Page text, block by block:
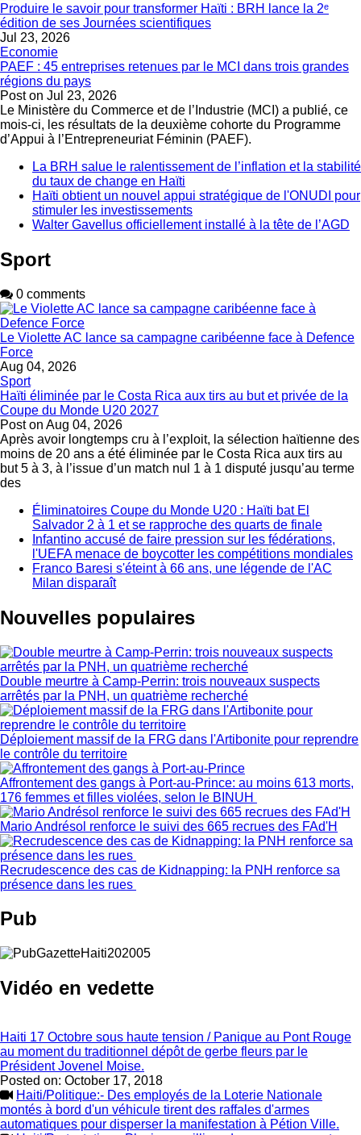
Produire le savoir pour transformer Haïti : BRH lance la 2ᵉ
édition de ses Journées scientifiques
Jul 23, 2026
Economie
PAEF : 45 entreprises retenues par le MCI dans trois grandes
régions du pays
Post on Jul 23, 2026
Le Ministère du Commerce et de l’Industrie (MCI) a publié, ce
mois-ci, les résultats de la deuxième cohorte du Programme
d’Appui à l’Entrepreneuriat Féminin (PAEF).
La BRH salue le ralentissement de l’inflation et la stabilité
du taux de change en Haïti
Haïti obtient un nouvel appui stratégique de l'ONUDI pour
stimuler les investissements
Walter Gavellus officiellement installé à la tête de l’AGD
Sport
0 comments
Le Violette AC lance sa campagne caribéenne face à Defence
Force
Aug 04, 2026
Sport
Haïti éliminée par le Costa Rica aux tirs au but et privée de la
Coupe du Monde U20 2027
Post on Aug 04, 2026
Après avoir longtemps cru à l’exploit, la sélection haïtienne des
moins de 20 ans a été éliminée par le Costa Rica aux tirs au
but 5 à 3, à l’issue d’un match nul 1 à 1 disputé jusqu’au terme
des
Éliminatoires Coupe du Monde U20 : Haïti bat El
Salvador 2 à 1 et se rapproche des quarts de finale
Infantino accusé de faire pression sur les fédérations,
l'UEFA menace de boycotter les compétitions mondiales
Franco Baresi s'éteint à 66 ans, une légende de l'AC
Milan disparaît
Nouvelles populaires
Double meurtre à Camp-Perrin: trois nouveaux suspects
arrêtés par la PNH, un quatrième recherché
Déploiement massif de la FRG dans l'Artibonite pour reprendre
le contrôle du territoire
Affrontement des gangs à Port-au-Prince: au moins 613 morts,
176 femmes et filles violées, selon le BINUH
Mario Andrésol renforce le suivi des 665 recrues des FAd'H
Recrudescence des cas de Kidnapping: la PNH renforce sa
présence dans les rues
Pub
Vidéo en vedette
Haiti 17 Octobre sous haute tension / Panique au Pont Rouge
au moment du traditionnel dépôt de gerbe fleurs par le
Président Jovenel Moise.
Posted on: October 17, 2018
Haiti/Politique:- Des employés de la Loterie Nationale
montés à bord d'un véhicule tirent des raffales d'armes
automatiques pour disperser la manifestation à Pétion Ville.